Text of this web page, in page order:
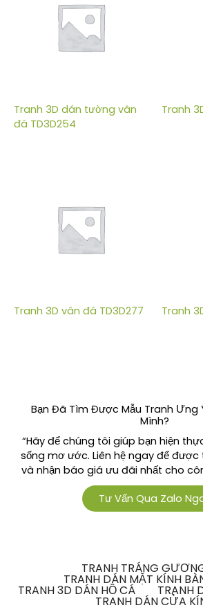
Tranh 3D dán tường vân
đá TD3D254
Tranh
Tranh 3D vân đá TD3D277 Tranh
Bạn Đã Tìm Được Mẫu Tranh Ưng
Mình?
“Hãy để chúng tôi giúp bạn hiện
sống mơ ước. Liên hệ ngay để
và nhận báo giá ưu đãi nhất cho
Tư Vấn Qua Zalo
TRANH TRÁNG
TRANH DÁN MẶT KÍNH
TRANH 3D DÁN HỒ CÁ TRANH
TRANH DÁN CỬA